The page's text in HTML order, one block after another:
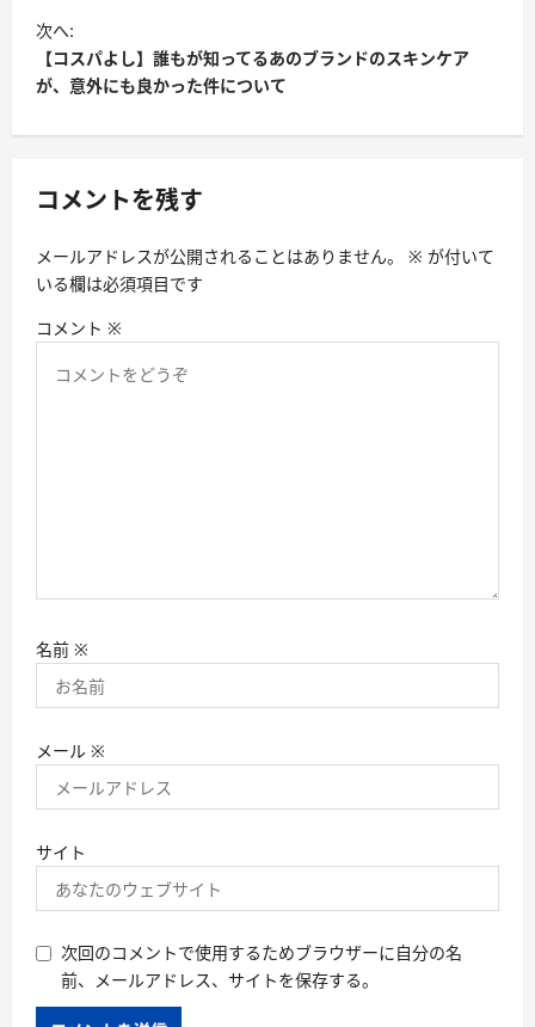
ー
シ
次へ:
【コスパよし】誰もが知ってるあのブランドのスキンケア
が、意外にも良かった件について
コメントを残す
メールアドレスが公開されることはありません。 ※ が付いて
いる欄は必須項目です
コメント ※
名前 ※
メール ※
サイト
次回のコメントで使用するためブラウザーに自分の名
前、メールアドレス、サイトを保存する。